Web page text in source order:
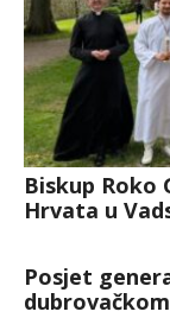
Biskup Roko
Hrvata u
Posjet